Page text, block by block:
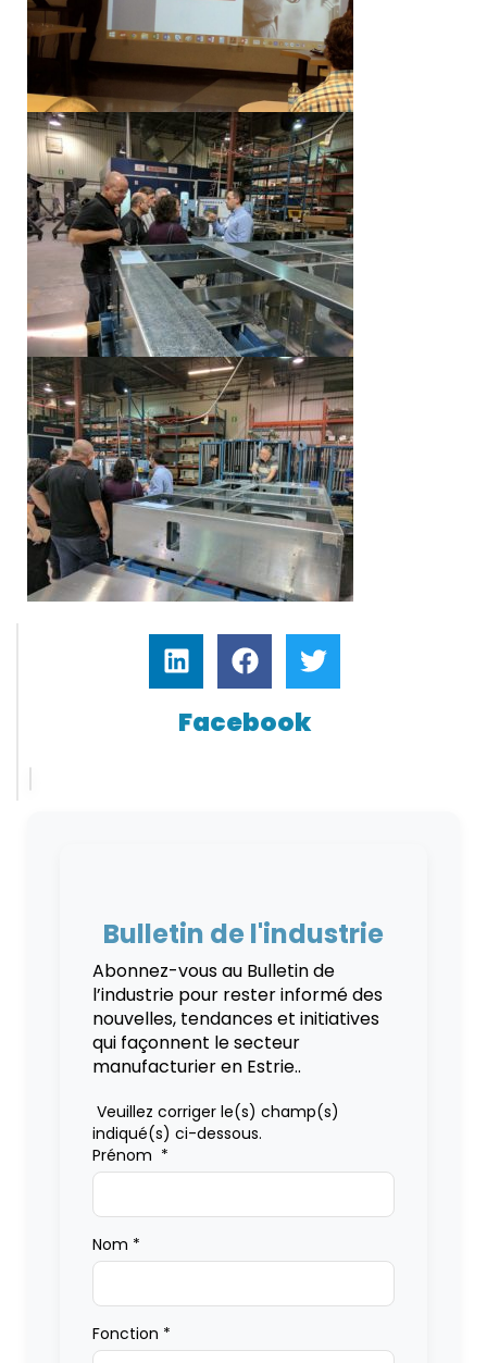
Facebook
Bulletin de l'industrie
Abonnez-vous au Bulletin de
l’industrie pour rester informé des
nouvelles, tendances et initiatives
qui façonnent le secteur
manufacturier en Estrie..
Veuillez corriger le(s) champ(s)
indiqué(s) ci-dessous.
Prénom *
Nom *
Fonction *